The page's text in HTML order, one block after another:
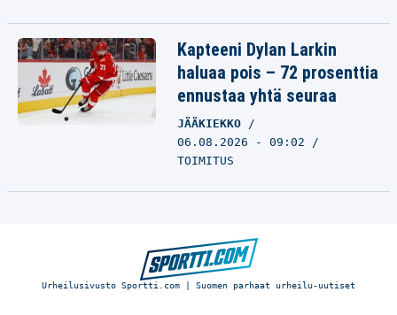
Kapteeni Dylan Larkin
haluaa pois – 72 prosenttia
ennustaa yhtä seuraa
JÄÄKIEKKO
06.08.2026 - 09:02
TOIMITUS
Urheilusivusto Sportti.com | Suomen parhaat urheilu-uutiset